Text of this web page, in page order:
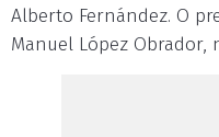
Alberto Fernández. O
Manuel López Obrador,